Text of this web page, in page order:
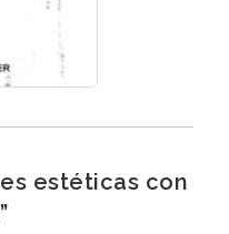
estéticas con